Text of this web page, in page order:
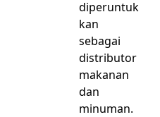
diperuntuk
kan
sebagai
distributor
makanan
dan
minuman.